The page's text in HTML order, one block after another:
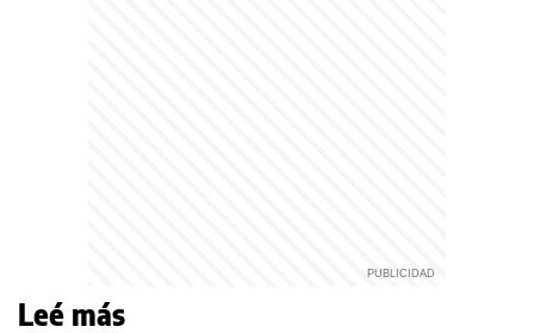
Leé más